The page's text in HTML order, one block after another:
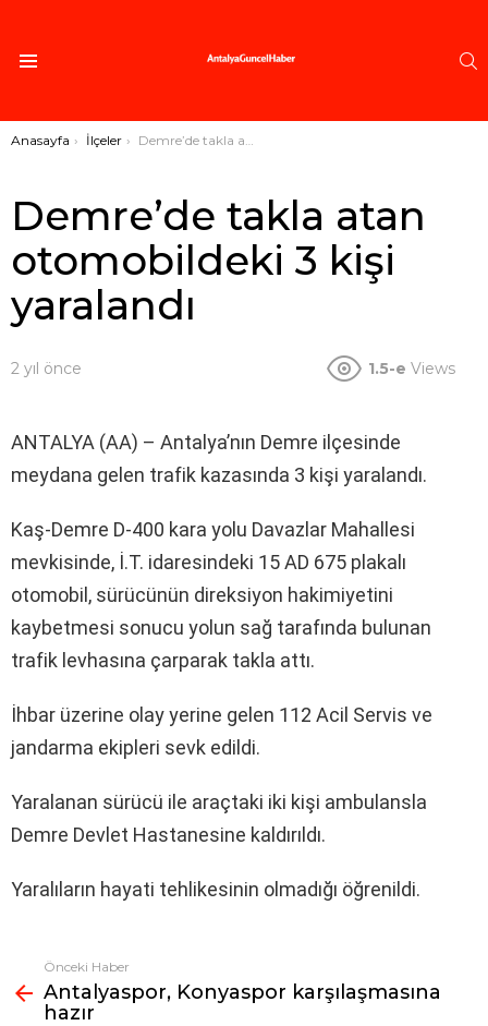
Buradasınız:
Anasayfa İlçeler Demre’de takla atan otomobildeki 3 kişi yaralandı
Demre’de takla atan
otomobildeki 3 kişi
yaralandı
2 yıl önce 1.5-e Views
ANTALYA (AA) – Antalya’nın Demre ilçesinde
meydana gelen trafik kazasında 3 kişi yaralandı.
Kaş-Demre D-400 kara yolu Davazlar Mahallesi
mevkisinde, İ.T. idaresindeki 15 AD 675 plakalı
otomobil, sürücünün direksiyon hakimiyetini
kaybetmesi sonucu yolun sağ tarafında bulunan
trafik levhasına çarparak takla attı.
İhbar üzerine olay yerine gelen 112 Acil Servis ve
jandarma ekipleri sevk edildi.
Yaralanan sürücü ile araçtaki iki kişi ambulansla
Demre Devlet Hastanesine kaldırıldı.
Yaralıların hayati tehlikesinin olmadığı öğrenildi.​​​​​​​
Fazlasına
bak
Önceki Haber
Antalyaspor, Konyaspor karşılaşmasına
hazır